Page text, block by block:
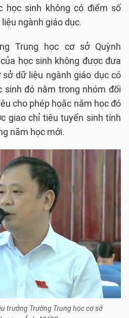
học sinh không có điểm số
ngành giáo dục.
Trung học cơ sở Quỳnh
học sinh không được đưa
dữ liệu ngành giáo dục có
sinh đó nằm trong nhóm đối
cho phép hoặc năm học đó
giao chỉ tiêu tuyển sinh tính
năm học mới.
trưởng Trường Trung học cơ sở